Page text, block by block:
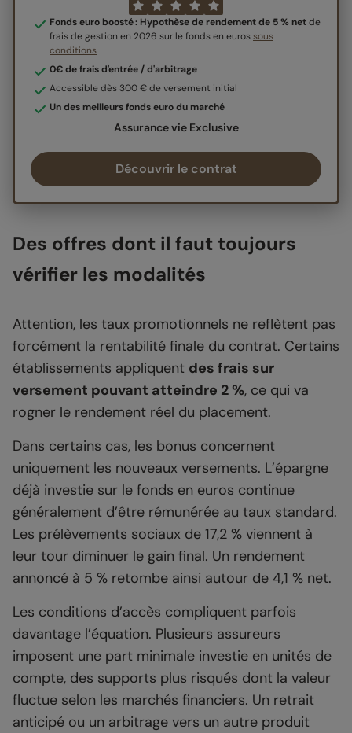
Fonds euro boosté : Hypothèse de rendement de 5 % netde
frais de gestion en 2026 sur le fonds en eurossous
conditions
0€ de frais d'entrée / d'arbitrage
Accessible dès 300 € de versement initial
Un des meilleurs fonds euro du marché
Assurance vie Exclusive
Découvrir le contrat
Des offres dont il faut toujours
vérifier les modalités
Attention, les taux promotionnels ne reflètent pas
forcément la rentabilité finale du contrat. Certains
établissements appliquent des frais sur
versement pouvant atteindre 2 %, ce qui va
rogner le rendement réel du placement.
Dans certains cas, les bonus concernent
uniquement les nouveaux versements. L’épargne
déjà investie sur le fonds en euros continue
généralement d’être rémunérée au taux standard.
Les prélèvements sociaux de 17,2 % viennent à
leur tour diminuer le gain final. Un rendement
annoncé à 5 % retombe ainsi autour de 4,1 % net.
Les conditions d’accès compliquent parfois
davantage l’équation. Plusieurs assureurs
imposent une part minimale investie en unités de
compte, des supports plus risqués dont la valeur
fluctue selon les marchés financiers. Un retrait
anticipé ou un arbitrage vers un autre produit